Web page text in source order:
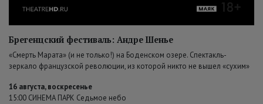
Брегенцский фестиваль: Андре Шенье
«Смерть Марата» (и не только!) на Боденском озере. Спектакль-
зеркало французской революции, из которой никто не вышел «сухим»
16 августа, воскресенье
15:00 СИНЕМА ПАРК Седьмое небо